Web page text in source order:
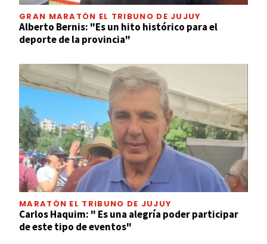
GRAN MARATÓN EL TRIBUNO DE JUJUY
Alberto Bernis: "Es un hito histórico para el
deporte de la provincia"
MARATÓN EL TRIBUNO DE JUJUY
Carlos Haquim: " Es una alegría poder participar
de este tipo de eventos"